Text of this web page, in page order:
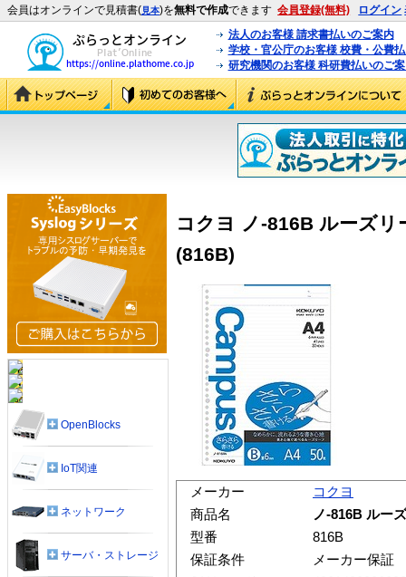
会員はオンラインで見積書(見本)を無料で作成できます 会員登録(無料) ログイン
法人のお客様 請求書払いのご案内
学校・官公庁のお客様 校費・公費
研究機関のお客様 科研費払いのご
コクヨ ノ-816B ルーズリ
(816B)
メーカー
コクヨ
商品名
ノ-816B ルー
型番
816B
保証条件
メーカー保証
OpenBlocks
IoT関連
ネットワーク
サーバ・ストレージ